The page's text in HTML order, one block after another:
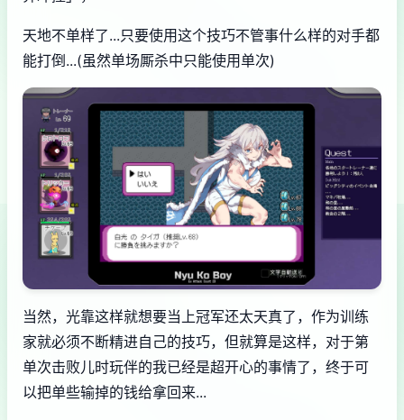
天地不单样了...只要使用这个技巧不管事什么样的对手都
能打倒...(虽然单场厮杀中只能使用单次)
当然，光靠这样就想要当上冠军还太天真了，作为训练
家就必须不断精进自己的技巧，但就算是这样，对于第
单次击败儿时玩伴的我已经是超开心的事情了，终于可
以把单些输掉的钱给拿回来...